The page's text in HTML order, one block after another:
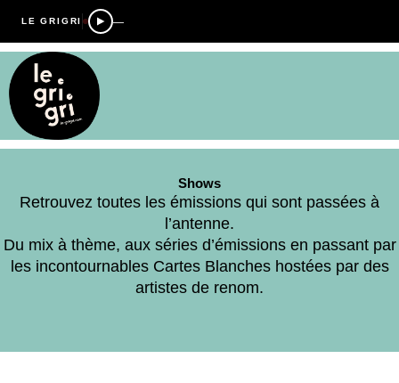
LE GRIGRI —
Shows
Retrouvez toutes les émissions qui sont passées à
l’antenne.
Du mix à thème, aux séries d’émissions en passant par
les incontournables Cartes Blanches hostées par des
artistes de renom.